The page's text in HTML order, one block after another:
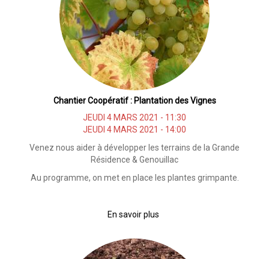
coques
Chantier Coopératif : Plantation des Vignes
JEUDI 4 MARS 2021 - 11:30
JEUDI 4 MARS 2021 - 14:00
Venez nous aider à développer les terrains de la Grande
Résidence & Genouillac
Au programme, on met en place les plantes grimpante.
En savoir plus
: